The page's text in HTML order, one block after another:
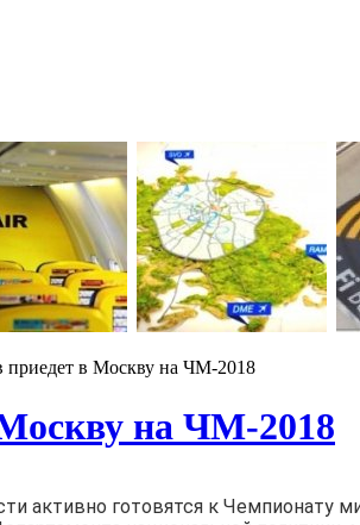
приедет в Москву на ЧМ-2018
на ЧМ-2018
активно готовятся к Чемпионату